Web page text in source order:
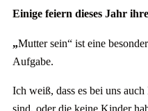
Einige feiern dieses Jahr
„Mutter sein“ ist eine
Aufgabe.
Ich weiß, dass es bei uns